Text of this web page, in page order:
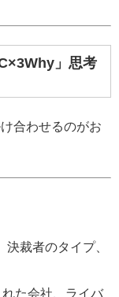
」思考
合わせるのがお
決裁者のタイプ、
れた会社、ライバ